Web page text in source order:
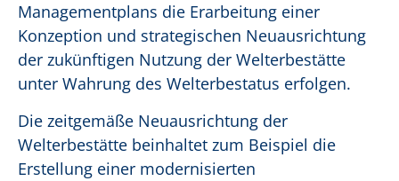
Managementplans die Erarbeitung einer
Konzeption und strategischen Neuausrichtung
der zukünftigen Nutzung der Welterbestätte
unter Wahrung des Welterbestatus erfolgen.
Die zeitgemäße Neuausrichtung der
Welterbestätte beinhaltet zum Beispiel die
Erstellung einer modernisierten